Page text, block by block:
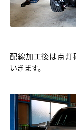
配線加工後は点灯
いきます。